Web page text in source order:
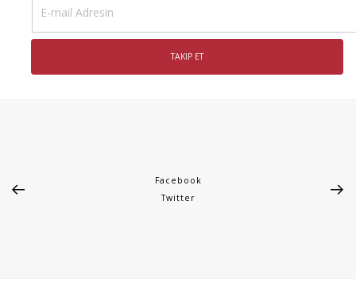
Facebook
Twitter